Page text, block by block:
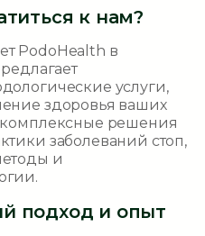
к нам?
PodoHealth в
услуги,
здоровья ваших
решения
заболеваний стоп,
и
подход и опыт